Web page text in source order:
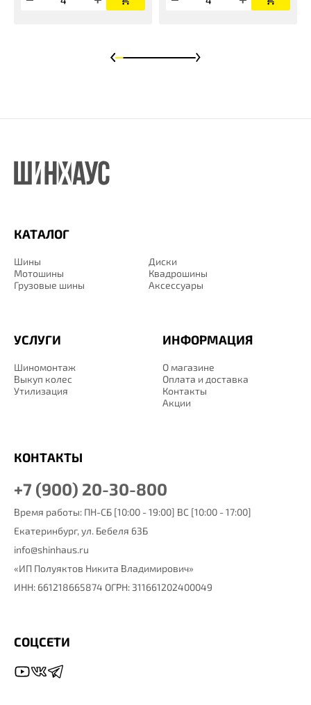
КАТАЛОГ
Шины
Диски
Мотошины
Квадрошины
Грузовые шины
Аксессуары
ИНФОРМАЦИЯ
О магазине
Оплата и доставка
Контакты
Акции
УСЛУГИ
Шиномонтаж
Выкуп колес
Утилизация
КОНТАКТЫ
+7 (900) 20-30-800
Время работы: ПН-СБ [10:00 - 19:00] ВС [10:00 - 17:00]
Екатеринбург, ул. Бебеля 63Б
info@shinhaus.ru
«ИП Полуяктов Никита Владимирович»
ИНН: 661218665874 ОГРН: 311661202400049
СОЦСЕТИ